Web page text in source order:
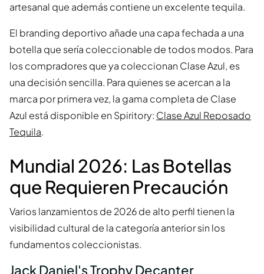
artesanal que además contiene un excelente tequila.
El branding deportivo añade una capa fechada a una
botella que sería coleccionable de todos modos. Para
los compradores que ya coleccionan Clase Azul, es
una decisión sencilla. Para quienes se acercan a la
marca por primera vez, la gama completa de Clase
Azul está disponible en Spiritory: Clase Azul Reposado
Tequila.
Mundial 2026: Las Botellas
que Requieren Precaución
Varios lanzamientos de 2026 de alto perfil tienen la
visibilidad cultural de la categoría anterior sin los
fundamentos coleccionistas.
Jack Daniel's Trophy Decanter